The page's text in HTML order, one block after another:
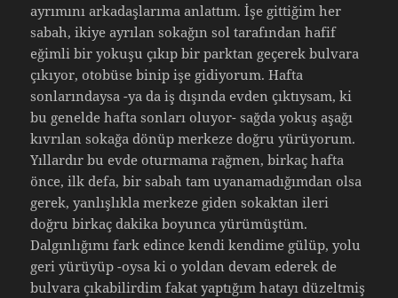
ayrımını arkadaşlarıma anlattım. İşe gittiğim her
sabah, ikiye ayrılan sokağın sol tarafından hafif
eğimli bir yokuşu çıkıp bir parktan geçerek bulvara
çıkıyor, otobüse binip işe gidiyorum. Hafta
sonlarındaysa -ya da iş dışında evden çıktıysam, ki
bu genelde hafta sonları oluyor- sağda yokuş aşağı
kıvrılan sokağa dönüp merkeze doğru yürüyorum.
Yıllardır bu evde oturmama rağmen, birkaç hafta
önce, ilk defa, bir sabah tam uyanamadığımdan olsa
gerek, yanlışlıkla merkeze giden sokaktan ileri
doğru birkaç dakika boyunca yürümüştüm.
Dalgınlığımı fark edince kendi kendime gülüp, yolu
geri yürüyüp -oysa ki o yoldan devam ederek de
bulvara çıkabilirdim fakat yaptığım hatayı düzeltmiş